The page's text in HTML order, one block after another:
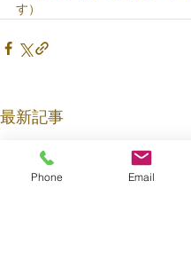
す）
最新記事
Phone Email